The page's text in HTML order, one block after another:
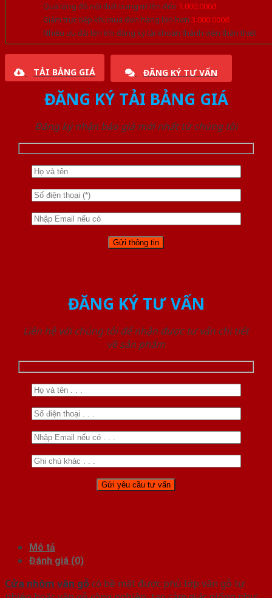
Quà tặng đồ nội thất trang trí lên đến 1.000.000đ
Giảm trực tiếp khi mua đơn hàng lớn hơn 3.000.000đ
Nhiều ưu đãi lớn khi đăng ký tài khoản thành viên thân thiết
TẢI BẢNG GIÁ ĐĂNG KÝ TƯ VẤN
ĐĂNG KÝ TẢI BẢNG GIÁ
Đăng ký nhận báo giá mới nhất từ chúng tôi
ĐĂNG KÝ TƯ VẤN
Liên hệ với chúng tôi để nhận được tư vấn chi tiết
về sản phẩm
Mô tả
Đánh giá (0)
Cửa nhôm vân gỗcó bề mặt được phủ lớp vân gỗ tự